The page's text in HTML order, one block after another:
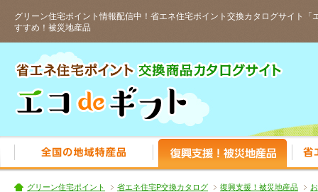
グリーン住宅ポイント情報配信中！省エネ住宅ポイント交換カタログサイト「
すすめ！被災地産品
人気の全国特産品
グリーン住宅ポイント 省エネ住宅P交換カタログ 復興支援！被災地産品